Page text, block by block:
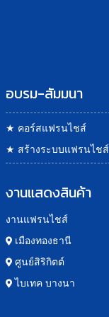
อบรม-สัมมนา
★ คอร์สแฟรนไชส์
★ สร้างระบบแฟรนไชส์
งานแสดงสินค้า
งานแฟรนไชส์
เมืองทองธานี
ศูนย์สิริกิตต์
ไบเทค บางนา